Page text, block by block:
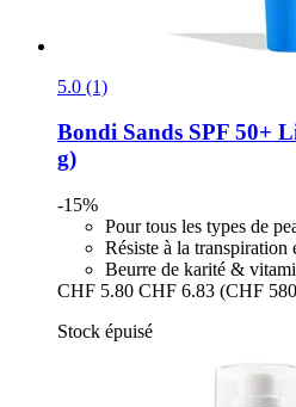
5.0 (1)
Bondi Sands SPF 50+
g)
-15%
Pour tous les types de
Résiste à la transpiration
Beurre de karité &
CHF 5.80 CHF 6.83 (CHF
Stock épuisé